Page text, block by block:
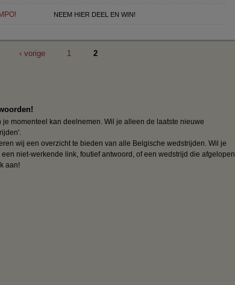
NEEM HIER DEEL EN WIN!
‹ vorige 1 2
momenteel kan deelnemen. Wil je alleen de laatste nieuwe
wij een overzicht te bieden van alle Belgische wedstrijden. Wil je
niet-werkende link, foutief antwoord, of een wedstrijd die afgelopen
aan!